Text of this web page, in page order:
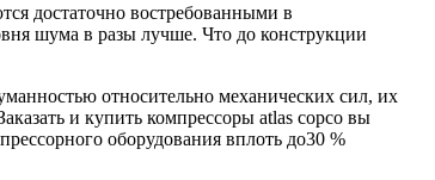
достаточно востребованными в
шума в разы лучше. Что до конструкции
относительно механических сил, их
и купить компрессоры atlas copco вы
оборудования вплоть до30 %